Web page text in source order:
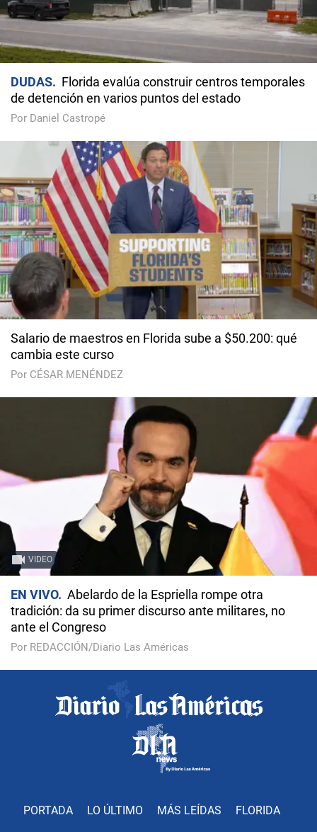
DUDAS
Florida evalúa construir centros temporales
de detención en varios puntos del estado
Por Daniel Castropé
Salario de maestros en Florida sube a $50.200: qué
cambia este curso
Por CÉSAR MENÉNDEZ
VIDEO
EN VIVO
Abelardo de la Espriella rompe otra
tradición: da su primer discurso ante militares, no
ante el Congreso
Por REDACCIÓN/Diario Las Américas
PORTADA LO ÚLTIMO MÁS LEÍDAS FLORIDA